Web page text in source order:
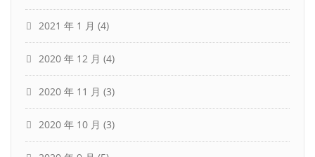
2021 年 1 月 (4)
2020 年 12 月 (4)
2020 年 11 月 (3)
2020 年 10 月 (3)